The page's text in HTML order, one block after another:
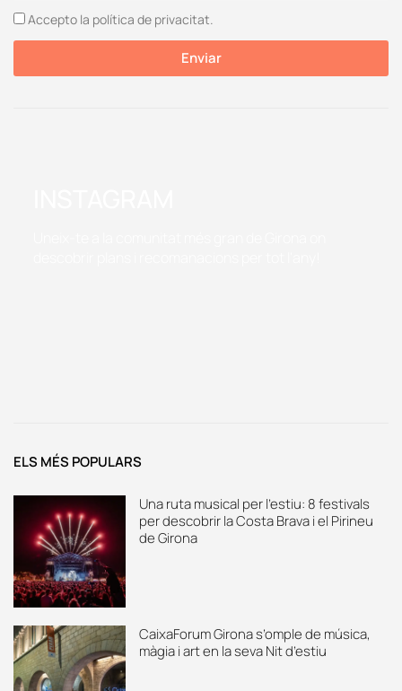
Accepto la política de privacitat.
Enviar
ELS MÉS POPULARS
Una ruta musical per l’estiu: 8 festivals
per descobrir la Costa Brava i el Pirineu
de Girona
CaixaForum Girona s’omple de música,
màgia i art en la seva Nit d’estiu